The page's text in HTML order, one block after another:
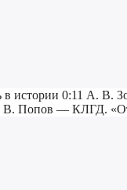
истории 0:11 А.
Попов — КЛГД.